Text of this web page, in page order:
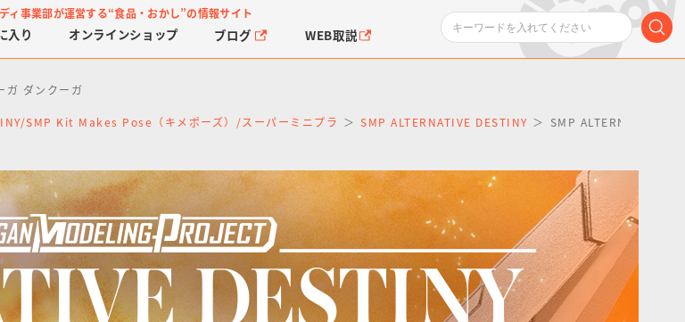
ィ事業部が運営する“食品・おかし”の情報サイト
・ス
ズ
プリキュアシリーズ ガンダムシリーズ ポケットモンスター ドラゴ
チョコサプ
にふぉるめーしょん＆
スクエアシール
SMPシリーズ ポケモ
入り オンラインショップ ブログ WEB取説
ガ ダンクーガ
SMP Kit Makes Pose（キメポーズ）/スーパーミニプラ SMP ALTERNATIVE DESTINY SMP ALTERNATIVE